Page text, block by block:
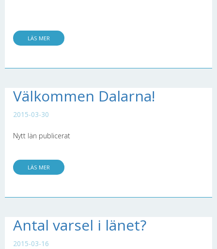
LÄS MER
Välkommen Dalarna!
2015-03-30
Nytt län publicerat
LÄS MER
Antal varsel i länet?
2015-03-16